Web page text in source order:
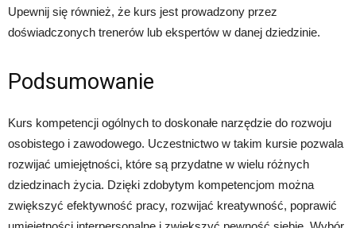
Upewnij się również, że kurs jest prowadzony przez
doświadczonych trenerów lub ekspertów w danej dziedzinie.
Podsumowanie
Kurs kompetencji ogólnych to doskonałe narzędzie do rozwoju
osobistego i zawodowego. Uczestnictwo w takim kursie pozwala
rozwijać umiejętności, które są przydatne w wielu różnych
dziedzinach życia. Dzięki zdobytym kompetencjom można
zwiększyć efektywność pracy, rozwijać kreatywność, poprawić